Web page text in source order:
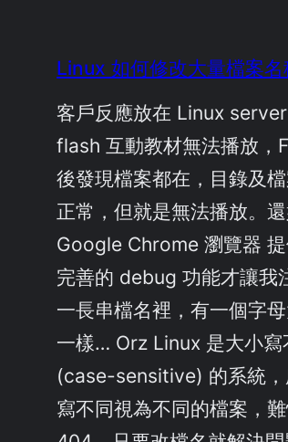
Linux 如何修改大量檔案名
客戶反應放在 Linux
flash 互動教材無法播放，
後發現檔案都在，目錄及
正常，但就是無法播放。
Google Chrome 瀏覽器
完善的 debug 功能才讓我
一長串檔名裡，有一個字
一樣… Orz Linux 是大小寫
(case-sensitive) 的系統
寫不同視為不同的檔案，